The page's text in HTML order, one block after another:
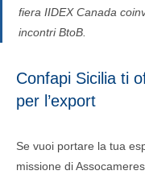
fiera IIDEX Canada
incontri BtoB.
Confapi Sicilia ti
per l’export
Se vuoi portare la tua
missione di